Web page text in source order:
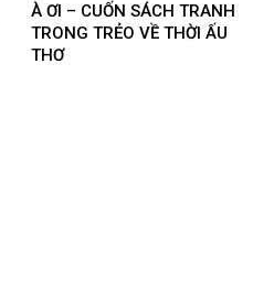
À ƠI – CUỐN SÁCH TRANH
TRONG TRẺO VỀ THỜI ẤU
THƠ